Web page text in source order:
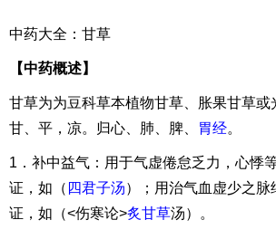
中药大全：甘草
【中药概述】
甘草为为豆科草本植物甘草、胀果甘草或
甘、平，凉。归心、肺、脾、
胃经。
1．补中益气：用于气虚倦怠乏力，心悸
证，如（ 四君子汤）；用治气血虚少之
证，如（<伤寒论>炙甘草汤）。